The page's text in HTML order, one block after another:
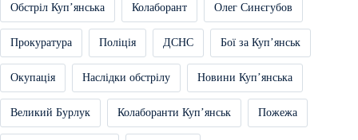
Обстріл Купʼянська Колаборант Олег Синєгубов
Прокуратура Поліція ДСНС Бої за Купʼянськ
Окупація Наслідки обстрілу Новини Купʼянська
Великий Бурлук Колаборанти Купʼянськ Пожежа